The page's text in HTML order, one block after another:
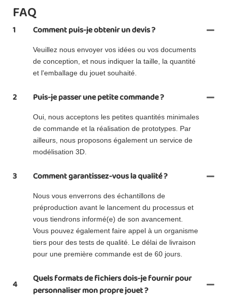
FAQ
1 Comment puis-je obtenir un devis ?
Veuillez nous envoyer vos idées ou vos documents
de conception, et nous indiquer la taille, la quantité
et l'emballage du jouet souhaité.
2 Puis-je passer une petite commande ?
Oui, nous acceptons les petites quantités minimales
de commande et la réalisation de prototypes. Par
ailleurs, nous proposons également un service de
modélisation 3D.
3 Comment garantissez-vous la qualité ?
Nous vous enverrons des échantillons de
préproduction avant le lancement du processus et
vous tiendrons informé(e) de son avancement.
Vous pouvez également faire appel à un organisme
tiers pour des tests de qualité. Le délai de livraison
pour une première commande est de 60 jours.
4
Quels formats de fichiers dois-je fournir pour
personnaliser mon propre jouet ?